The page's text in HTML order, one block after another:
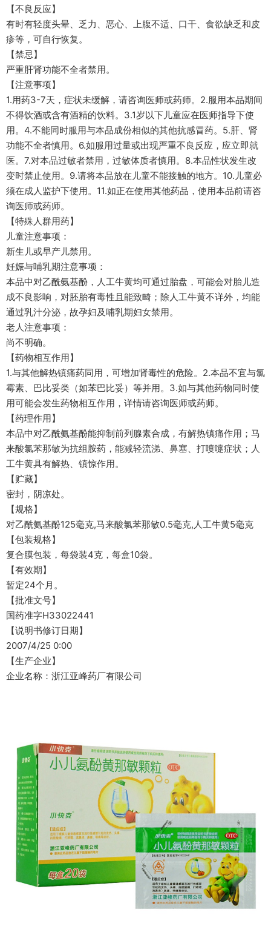
【不良反应】
有时有轻度头晕、乏力、恶心、上腹不适、口干、食欲缺乏和皮
疹等，可自行恢复。
【禁忌】
严重肝肾功能不全者禁用。
【注意事项】
1.用药3-7天，症状未缓解，请咨询医师或药师。2.服用本品期间
不得饮酒或含有酒精的饮料。3.1岁以下儿童应在医师指导下使
用。4.不能同时服用与本品成份相似的其他抗感冒药。5.肝、肾
功能不全者慎用。6.如服用过量或出现严重不良反应，应立即就
医。7.对本品过敏者禁用，过敏体质者慎用。8.本品性状发生改
变时禁止使用。9.请将本品放在儿童不能接触的地方。10.儿童必
须在成人监护下使用。11.如正在使用其他药品，使用本品前请咨
询医师或药师。
【特殊人群用药】
儿童注意事项：
新生儿或早产儿禁用。
妊娠与哺乳期注意事项：
本品中对乙酰氨基酚，人工牛黄均可通过胎盘，可能会对胎儿造
成不良影响，对胚胎有毒性且能致畸；除人工牛黄不详外，均能
通过乳汁分泌，故孕妇及哺乳期妇女禁用。
老人注意事项：
尚不明确。
【药物相互作用】
1.与其他解热镇痛药同用，可增加肾毒性的危险。2.本品不宜与氯
霉素、巴比妥类（如苯巴比妥）等并用。3.如与其他药物同时使
用可能会发生药物相互作用，详情请咨询医师或药师。
【药理作用】
本品中对乙酰氨基酚能抑制前列腺素合成，有解热镇痛作用；马
来酸氯苯那敏为抗组胺药，能减轻流涕、鼻塞、打喷嚏症状；人
工牛黄具有解热、镇惊作用。
【贮藏】
密封，阴凉处。
【规格】
对乙酰氨基酚125毫克,马来酸氯苯那敏0.5毫克,人工牛黄5毫克
【包装规格】
复合膜包装，每袋装4克，每盒10袋。
【有效期】
暂定24个月。
【批准文号】
国药准字H33022441
【说明书修订日期】
2007/4/25 0:00
【生产企业】
企业名称：浙江亚峰药厂有限公司